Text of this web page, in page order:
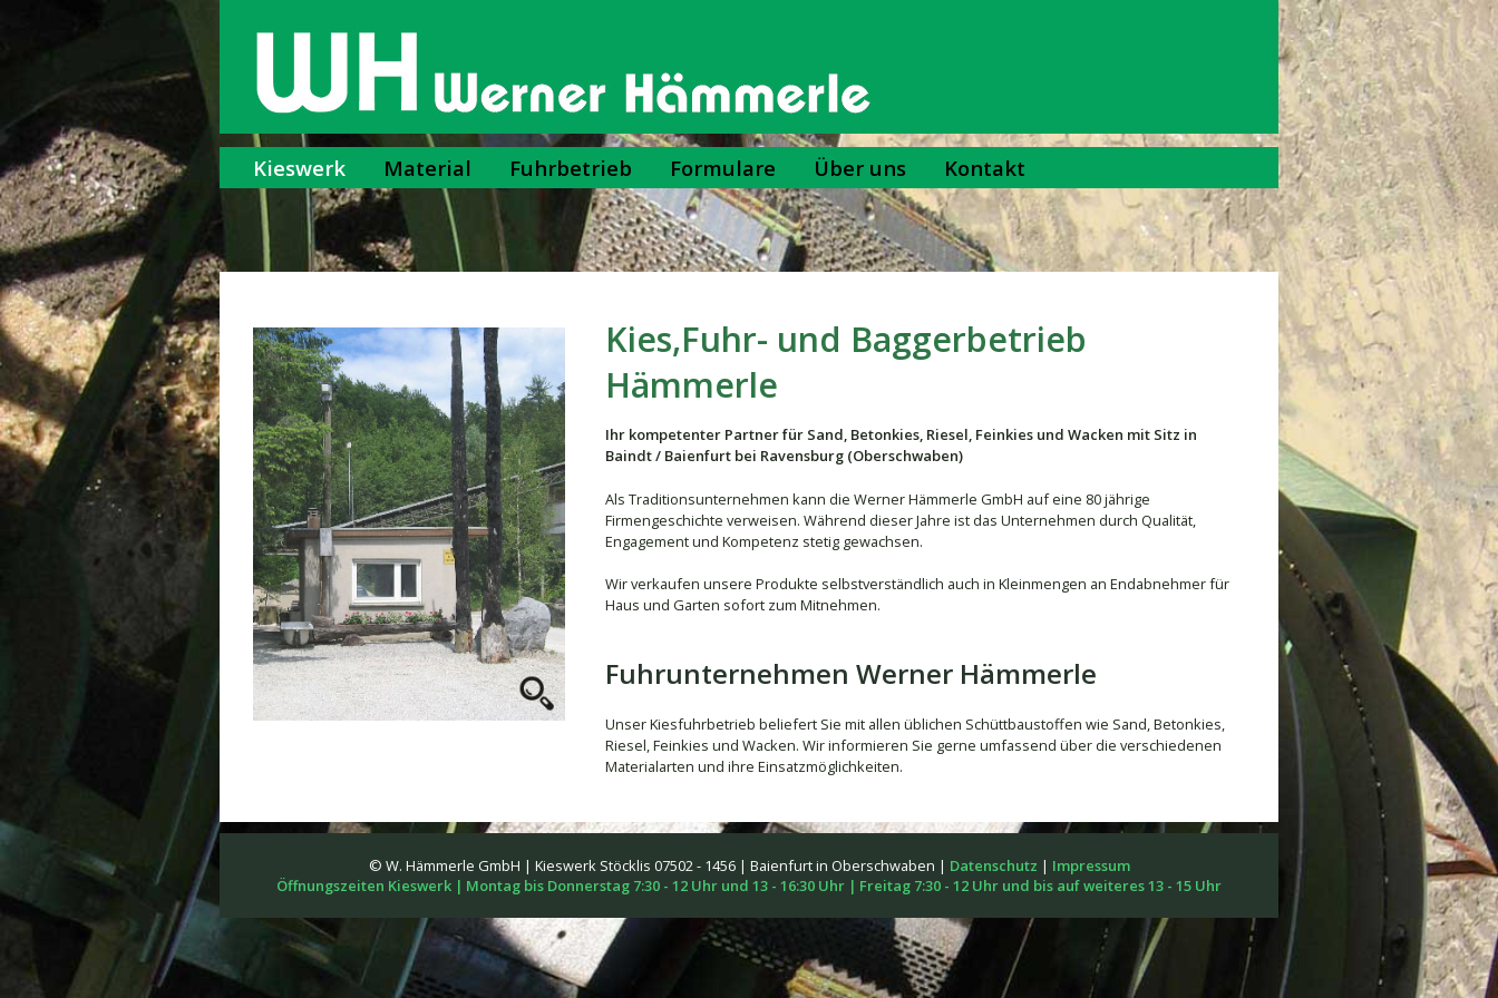
Kieswerk Material Fuhrbetrieb Formulare Über uns Kontakt
Kies,Fuhr- und Baggerbetrieb
Hämmerle
Ihr kompetenter Partner für Sand, Betonkies, Riesel, Feinkies und Wacken mit Sitz in
Baindt / Baienfurt bei Ravensburg (Oberschwaben)
Als Traditionsunternehmen kann die Werner Hämmerle GmbH auf eine 80 jährige
Firmengeschichte verweisen. Während dieser Jahre ist das Unternehmen durch Qualität,
Engagement und Kompetenz stetig gewachsen.
Wir verkaufen unsere Produkte selbstverständlich auch in Kleinmengen an Endabnehmer für
Haus und Garten sofort zum Mitnehmen.
Fuhrunternehmen Werner Hämmerle
Unser Kiesfuhrbetrieb beliefert Sie mit allen üblichen Schüttbaustoffen wie Sand, Betonkies,
Riesel, Feinkies und Wacken. Wir informieren Sie gerne umfassend über die verschiedenen
Materialarten und ihre Einsatzmöglichkeiten.
© W. Hämmerle GmbH | Kieswerk Stöcklis 07502 - 1456 | Baienfurt in Oberschwaben | Datenschutz | Impressum
Öffnungszeiten Kieswerk | Montag bis Donnerstag 7:30 - 12 Uhr und 13 - 16:30 Uhr | Freitag 7:30 - 12 Uhr und bis auf weiteres 13 - 15 Uhr